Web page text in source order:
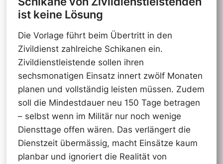
ist keine Lösung
Die Vorlage führt beim Übertritt in den
Zivildienst zahlreiche Schikanen ein.
Zivildienstleistende sollen ihren
sechsmonatigen Einsatz innert zwölf Monaten
planen und vollständig leisten müssen. Zudem
soll die Mindestdauer neu 150 Tage betragen
– selbst wenn im Militär nur noch wenige
Diensttage offen wären. Das verlängert die
Dienstzeit übermässig, macht Einsätze kaum
planbar und ignoriert die Realität von